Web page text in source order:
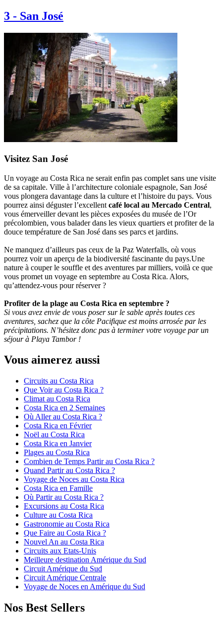
3 - San José
Visitez San José
Un voyage au Costa Rica ne serait enfin pas complet sans une visite
de sa capitale. Ville à l’architecture coloniale espagnole, San José
vous plongera davantage dans la culture et l’histoire du pays. Vous
pourrez ainsi déguster l’excellent café local au Mercado Central,
vous émerveiller devant les pièces exposées du musée de l’Or
précolombien, vous balader dans les vieux quartiers et profiter de la
douce température de San José dans ses parcs et jardins.
Ne manquez d’ailleurs pas ceux de la Paz Waterfalls, où vous
pourrez voir un aperçu de la biodiversité fascinante du pays.Une
nature à couper le souffle et des aventures par milliers, voilà ce que
vous promet un voyage en septembre au Costa Rica. Alors,
qu’attendez-vous pour réserver ?
Profiter de la plage au Costa Rica en septembre ?
Si vous avez envie de vous poser sur le sable après toutes ces
aventures, sachez que la côte Pacifique est moins arrosée par les
précipitations. N’hésitez donc pas à terminer votre voyage par un
séjour à Playa Tambor !
Vous aimerez aussi
Circuits au Costa Rica
Que Voir au Costa Rica ?
Climat au Costa Rica
Costa Rica en 2 Semaines
Où Aller au Costa Rica ?
Costa Rica en Février
Noël au Costa Rica
Costa Rica en Janvier
Plages au Costa Rica
Combien de Temps Partir au Costa Rica ?
Quand Partir au Costa Rica ?
Voyage de Noces au Costa Rica
Costa Rica en Famille
Où Partir au Costa Rica ?
Excursions au Costa Rica
Culture au Costa Rica
Gastronomie au Costa Rica
Que Faire au Costa Rica ?
Nouvel An au Costa Rica
Circuits aux Etats-Unis
Meilleure destination Amérique du Sud
Circuit Amérique du Sud
Circuit Amérique Centrale
Voyage de Noces en Amérique du Sud
Nos Best Sellers